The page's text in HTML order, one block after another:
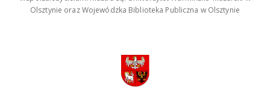
Olsztynie oraz Wojewódzka Biblioteka Publiczna w Olsztynie